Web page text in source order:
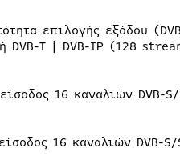
επιλογής εξόδου
DVB-T | DVB-IP (128
16 καναλιών DVB-
16 καναλιών DVB-